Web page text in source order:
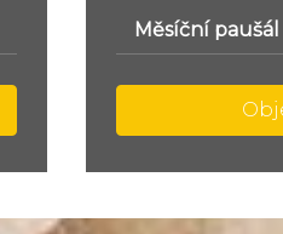
Měsíční paušál